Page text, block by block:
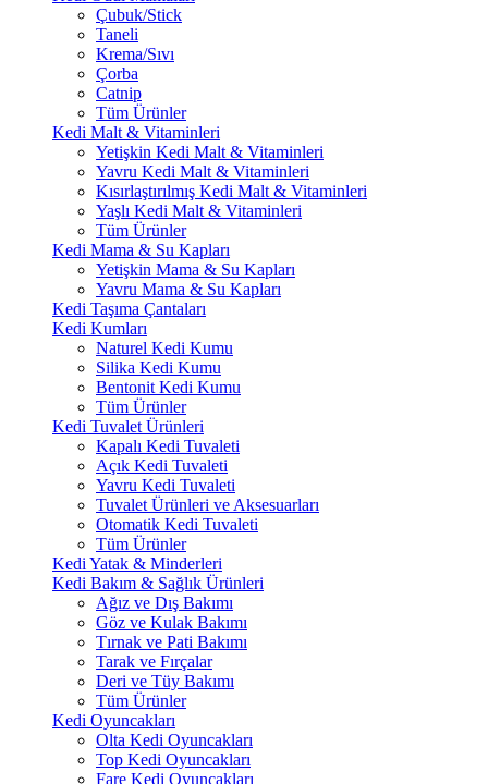
Çubuk/Stick
Taneli
Krema/Sıvı
Çorba
Catnip
Tüm Ürünler
Kedi Malt & Vitaminleri
Yetişkin Kedi Malt & Vitaminleri
Yavru Kedi Malt & Vitaminleri
Kısırlaştırılmış Kedi Malt & Vitaminleri
Yaşlı Kedi Malt & Vitaminleri
Tüm Ürünler
Kedi Mama & Su Kapları
Yetişkin Mama & Su Kapları
Yavru Mama & Su Kapları
Kedi Taşıma Çantaları
Kedi Kumları
Naturel Kedi Kumu
Silika Kedi Kumu
Bentonit Kedi Kumu
Tüm Ürünler
Kedi Tuvalet Ürünleri
Kapalı Kedi Tuvaleti
Açık Kedi Tuvaleti
Yavru Kedi Tuvaleti
Tuvalet Ürünleri ve Aksesuarları
Otomatik Kedi Tuvaleti
Tüm Ürünler
Kedi Yatak & Minderleri
Kedi Bakım & Sağlık Ürünleri
Ağız ve Dış Bakımı
Göz ve Kulak Bakımı
Tırnak ve Pati Bakımı
Tarak ve Fırçalar
Deri ve Tüy Bakımı
Tüm Ürünler
Kedi Oyuncakları
Olta Kedi Oyuncakları
Top Kedi Oyuncakları
Fare Kedi Oyuncakları